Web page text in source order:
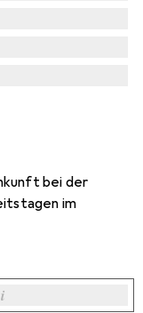
bei der
im
i